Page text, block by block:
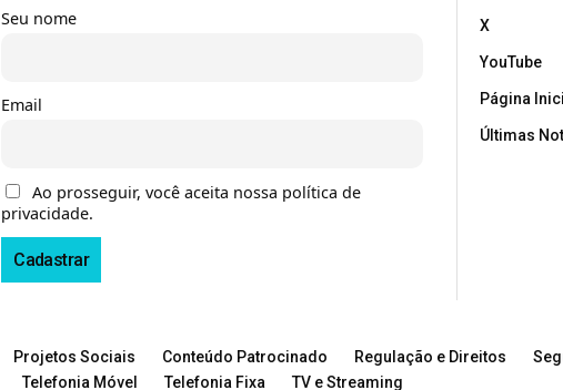
Seu nome
Email
Ao prosseguir, você aceita nossa política de
privacidade.
X
YouTube
Página
Últimas
Projetos Sociais Conteúdo Patrocinado Regulação e Direitos
Telefonia Móvel
Telefonia Fixa TV e Streaming